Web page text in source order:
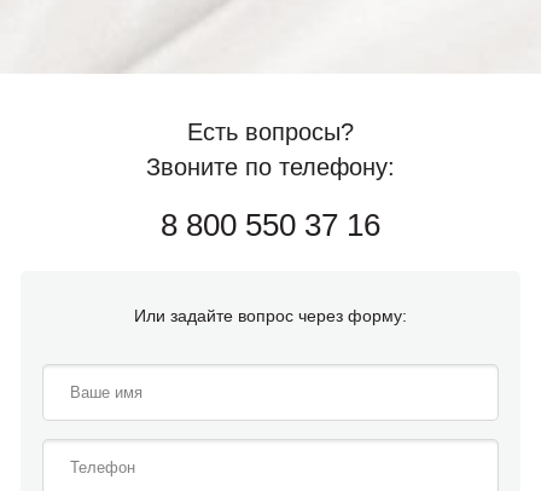
Есть вопросы?
Звоните по телефону:
8 800 550 37 16
Или задайте вопрос через форму: